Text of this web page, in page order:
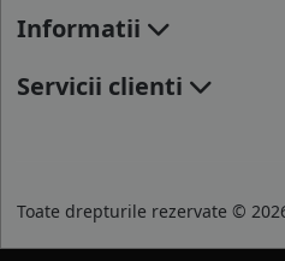
Informatii
Servicii clienti
Toate drepturile rezervate ©